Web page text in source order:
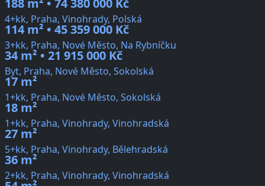
188 m² • 74 380 000 Kč
4+kk, Praha, Vinohrady, Polská
114 m² • 45 359 000 Kč
3+kk, Praha, Nové Město, Na Rybníčku
34 m² • 21 915 000 Kč
Byt, Praha, Nové Město, Sokolská
17 m²
1+kk, Praha, Nové Město, Sokolská
18 m²
1+kk, Praha, Vinohrady, Vinohradská
27 m²
5+kk, Praha, Vinohrady, Bělehradská
36 m²
2+kk, Praha, Vinohrady, Vinohradská